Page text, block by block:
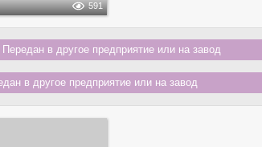
591
в другое предприятие или на завод
в другое предприятие или на завод